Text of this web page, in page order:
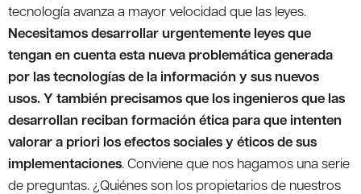
tecnología avanza a mayor velocidad que las leyes.
Necesitamos desarrollar urgentemente leyes que
tengan en cuenta esta nueva problemática generada
por las tecnologías de la información y sus nuevos
usos. Y también precisamos que los ingenieros que las
desarrollan reciban formación ética para que intenten
valorar a priori los efectos sociales y éticos de sus
implementaciones. Conviene que nos hagamos una serie
de preguntas. ¿Quiénes son los propietarios de nuestros